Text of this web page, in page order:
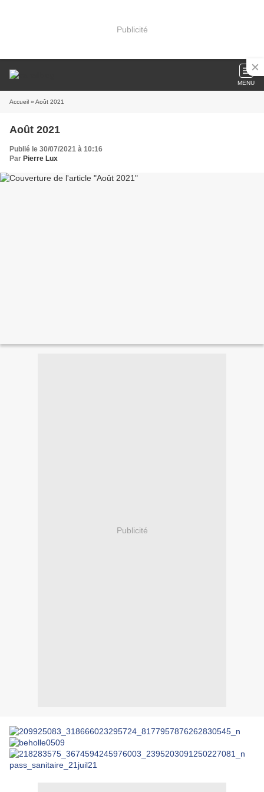
Publicité
MENU
Accueil » Août 2021
Août 2021
Publié le 30/07/2021 à 10:16
Par Pierre Lux
Publicité
pass_sanitaire_21juil21